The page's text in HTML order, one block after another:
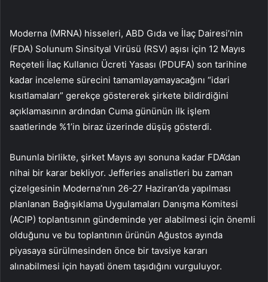
Moderna (MRNA) hisseleri, ABD Gıda ve İlaç Dairesi’nin
(FDA) Solunum Sinsityal Virüsü (RSV) aşısı için 12 Mayıs
Reçeteli İlaç Kullanıcı Ücreti Yasası (PDUFA) son tarihine
kadar inceleme sürecini tamamlayamayacağını “idari
kısıtlamaları” gerekçe göstererek şirkete bildirdiğini
açıklamasının ardından Cuma gününün ilk işlem
saatlerinde %1’in biraz üzerinde düşüş gösterdi.
Bununla birlikte, şirket Mayıs ayı sonuna kadar FDA’dan
nihai bir karar bekliyor. Jefferies analistleri bu zaman
çizelgesinin Moderna’nın 26-27 Haziran’da yapılması
planlanan Bağışıklama Uygulamaları Danışma Komitesi
(ACIP) toplantısının gündeminde yer alabilmesi için önemli
olduğunu ve bu toplantının ürünün Ağustos ayında
piyasaya sürülmesinden önce bir tavsiye kararı
alınabilmesi için hayati önem taşıdığını vurguluyor.